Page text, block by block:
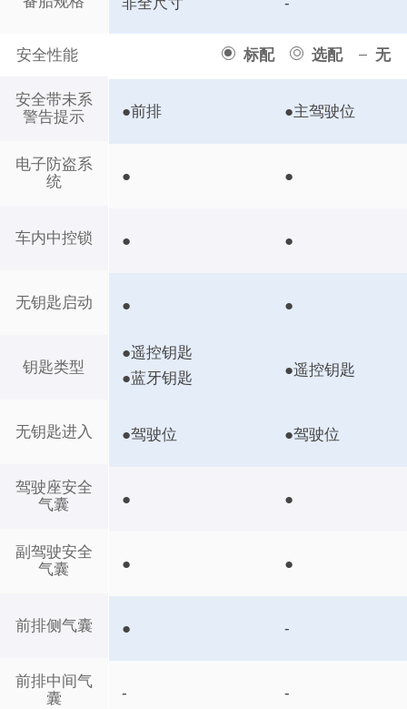
安全性能 标配 选配 无
安全带未系
警告提示
电子防盗系
统
车内中控锁
无钥匙启动
钥匙类型
无钥匙进入
驾驶座安全
气囊
副驾驶安全
气囊
前排侧气囊
前排中间气
囊
●前排 ●主驾驶位
● ●
● ●
● ●
●遥控钥匙
●蓝牙钥匙
●遥控钥匙
●驾驶位 ●驾驶位
● ●
● ●
● -
- -